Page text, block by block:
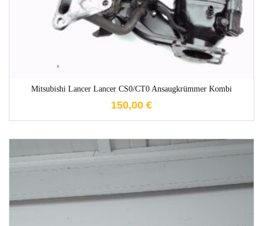
Mitsubishi Lancer Lancer CS0/CT0 Ansaugkrümmer Kombi
150,00 €